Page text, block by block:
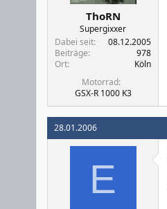
ThoRN
Supergixxer
Dabei seit
08.12.2005
Beiträge
978
Ort
Köln
Motorrad
GSX-R 1000 K3
28.01.2006
E